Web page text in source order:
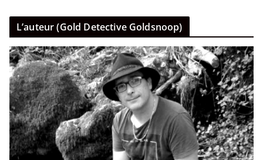
L’auteur (Gold Detective Goldsnoop)